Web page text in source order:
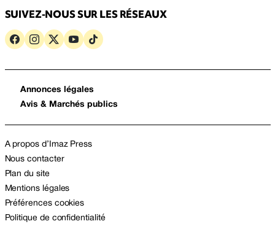
SUIVEZ-NOUS SUR LES RÉSEAUX
Annonces légales
Avis & Marchés publics
A propos d’Imaz Press
Nous contacter
Plan du site
Mentions légales
Préférences cookies
Politique de confidentialité